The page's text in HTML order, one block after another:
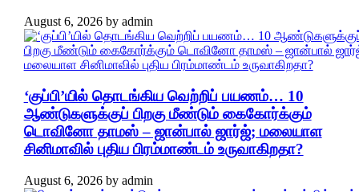
August 6, 2026by admin
‘குப்பி’யில் தொடங்கிய வெற்றிப் பயணம்… 10
ஆண்டுகளுக்குப் பிறகு மீண்டும் கைகோர்க்கும்
டொவினோ தாமஸ் – ஜான்பால் ஜார்ஜ்; மலையாள
சினிமாவில் புதிய பிரம்மாண்டம் உருவாகிறதா?
August 6, 2026by admin